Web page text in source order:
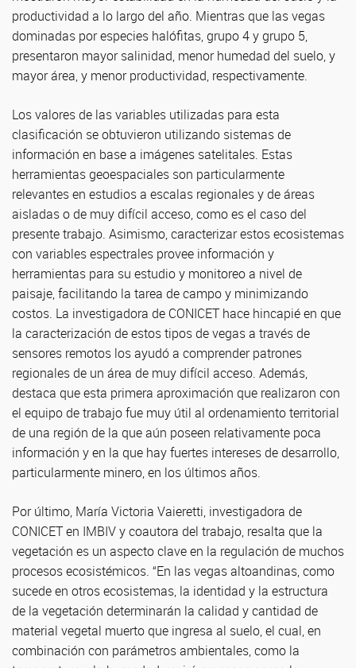
productividad a lo largo del año. Mientras que las vegas
dominadas por especies halófitas, grupo 4 y grupo 5,
presentaron mayor salinidad, menor humedad del suelo, y
mayor área, y menor productividad, respectivamente.
Los valores de las variables utilizadas para esta
clasificación se obtuvieron utilizando sistemas de
información en base a imágenes satelitales. Estas
herramientas geoespaciales son particularmente
relevantes en estudios a escalas regionales y de áreas
aisladas o de muy difícil acceso, como es el caso del
presente trabajo. Asimismo, caracterizar estos ecosistemas
con variables espectrales provee información y
herramientas para su estudio y monitoreo a nivel de
paisaje, facilitando la tarea de campo y minimizando
costos. La investigadora de CONICET hace hincapié en que
la caracterización de estos tipos de vegas a través de
sensores remotos los ayudó a comprender patrones
regionales de un área de muy difícil acceso. Además,
destaca que esta primera aproximación que realizaron con
el equipo de trabajo fue muy útil al ordenamiento territorial
de una región de la que aún poseen relativamente poca
información y en la que hay fuertes intereses de desarrollo,
particularmente minero, en los últimos años.
Por último, María Victoria Vaieretti, investigadora de
CONICET en IMBIV y coautora del trabajo, resalta que la
vegetación es un aspecto clave en la regulación de muchos
procesos ecosistémicos. “En las vegas altoandinas, como
sucede en otros ecosistemas, la identidad y la estructura
de la vegetación determinarán la calidad y cantidad de
material vegetal muerto que ingresa al suelo, el cual, en
combinación con parámetros ambientales, como la